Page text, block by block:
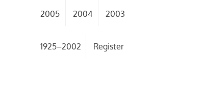
2005 2004 2003
1925–2002 Register